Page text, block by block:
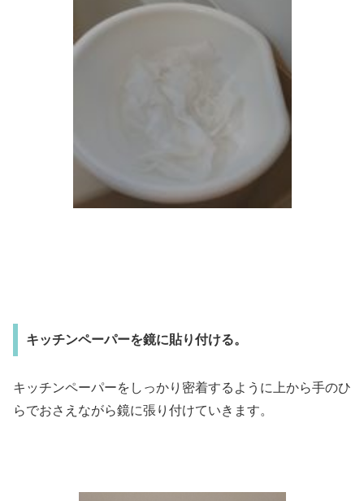
キッチンペーパーを鏡に貼り付ける。
キッチンペーパーをしっかり密着するように上から手のひ
らでおさえながら鏡に張り付けていきます。